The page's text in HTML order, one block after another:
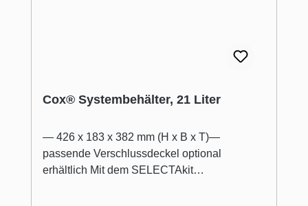
Cox® Systembehälter, 21 Liter
— 426 x 183 x 382 mm (H x B x T)—
passende Verschlussdeckel optional
erhältlich Mit dem SELECTAkit